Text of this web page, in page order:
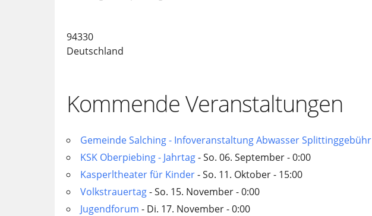
94330
Deutschland
Kommende Veranstaltungen
Gemeinde Salching - Infoveranstaltung Abwasser Splittinggebühr
KSK Oberpiebing - Jahrtag- So. 06. September - 0:00
Kasperltheater für Kinder- So. 11. Oktober - 15:00
Volkstrauertag- So. 15. November - 0:00
Jugendforum - Di. 17. November - 0:00